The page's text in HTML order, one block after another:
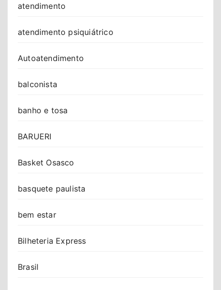
atendimento
atendimento psiquiátrico
Autoatendimento
balconista
banho e tosa
BARUERI
Basket Osasco
basquete paulista
bem estar
Bilheteria Express
Brasil